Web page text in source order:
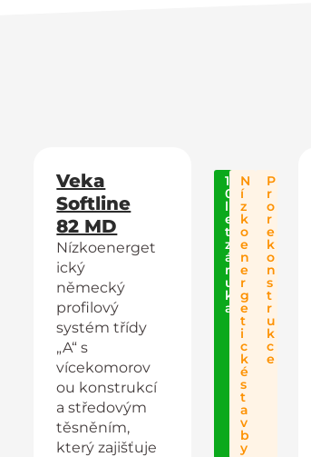
Veka
Softline
82 MD
Nízkoenerget
ický
německý
profilový
systém třídy
„A“ s
vícekomorov
ou konstrukcí
a středovým
těsněním,
který zajišťuje
1
0
l
e
t
z
á
r
u
k
a
N
í
z
k
o
e
n
e
r
g
e
t
i
c
k
é
s
t
a
v
b
y
P
r
o
r
e
k
o
n
s
t
r
u
k
c
e